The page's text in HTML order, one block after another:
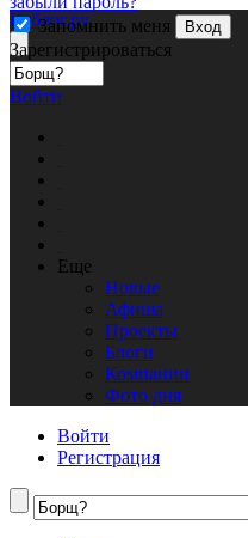
Запомнить меня
Вход
Зарегистрироваться
Кублог.ру
Войти
Еще
Новые
Афиша
Проекты
Блоги
Компании
Фото дня
Войти
Регистрация